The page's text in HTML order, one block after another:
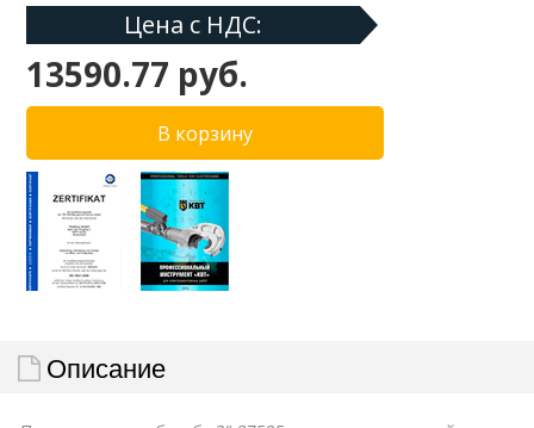
Цена с НДС:
13590.77 руб.
Описание